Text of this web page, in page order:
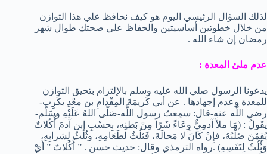
لذلك السؤال الرئيسي اليوم هو كيف نحافظ علي هذا التوازن
من خلال خطوتين أساسيتين والحفاظ علي صحتك طوال شهر
رمضان إن شاء الله .
عدم ملئ المعدة :
يدعونا الرسول صلي الله عليه وسلم بالإلتزام بتحيق التوازن
للمعدة وعدم إجهادها . عن أبي كَريمَةَ المِقْدامِ بن معْدِ يكَرِب-
رضي اللَّه عنه-قال: سمِعتُ رسول اللَّه-صَلّى اللهُ عَلَيْهِ وسَلَّم-
يقَولُ : (مَا ملأَ آدمِيٌّ وِعَاءً شَرّاً مِنْ بَطنِه، بِحسْبِ ابن آدمَ أُكُلاتٌ
يُقِمْنَ صُلْبُهُ، فإِنْ كَانَ لا مَحالَةَ، فَثلُثٌ لطَعَامِهِ، وثُلُثٌ لِشرابِهِ،
وَثُلُثٌ لِنَفَسِهِ) .رواه الترمذي وقال: حديث حسن . ” أُكُلاتٌ ” أَيْ